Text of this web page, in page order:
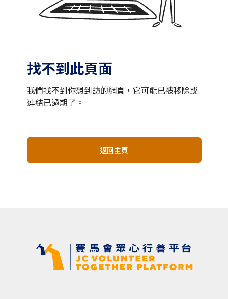
找不到此頁面
我們找不到你想到訪的網頁，它可能已被移除或
連結已過期了。
返回主頁